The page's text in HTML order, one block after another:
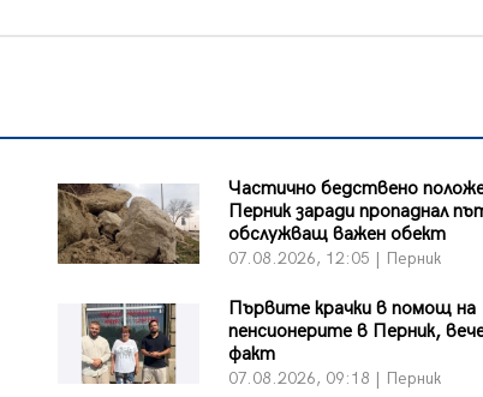
Частично бедствено
Перник заради пропаднал
обслужващ важен обект
07.08.2026, 12:05 | Перник
Първите крачки в помощ на
пенсионерите в Перник,
факт
07.08.2026, 09:18 | Перник